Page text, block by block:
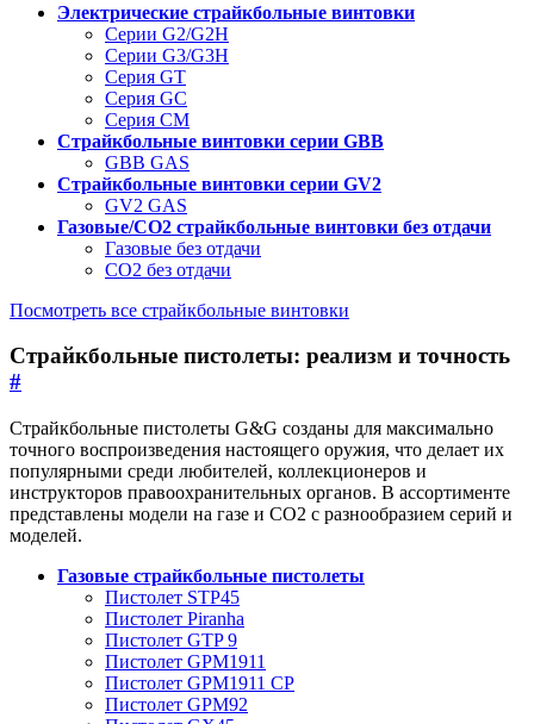
Электрические страйкбольные винтовки
Серии G2/G2H
Серии G3/G3H
Серия GT
Серия GC
Серия CM
Страйкбольные винтовки серии GBB
GBB GAS
Страйкбольные винтовки серии GV2
GV2 GAS
Газовые/CO2 страйкбольные винтовки без отдачи
Газовые без отдачи
CO2 без отдачи
Посмотреть все страйкбольные винтовки
Страйкбольные пистолеты: реализм и точность
#
Страйкбольные пистолеты G&G созданы для максимально
точного воспроизведения настоящего оружия, что делает их
популярными среди любителей, коллекционеров и
инструкторов правоохранительных органов. В ассортименте
представлены модели на газе и CO2 с разнообразием серий и
моделей.
Газовые страйкбольные пистолеты
Пистолет STP45
Пистолет Piranha
Пистолет GTP 9
Пистолет GPM1911
Пистолет GPM1911 CP
Пистолет GPM92